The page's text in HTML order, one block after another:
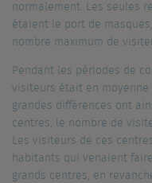
normalement. Les seules
étaient le port de
nombre maximum de
Pendant les périodes de
visiteurs était en moyenne
grandes différences ont
centres, le nombre de
Les visiteurs de ces
habitants qui venaient
grands centres, en